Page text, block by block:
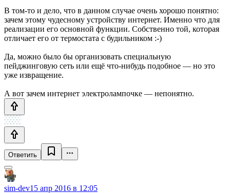
В том-то и дело, что в данном случае очень хорошо понятно:
зачем этому чудесному устройству интернет. Именно что для
реализации его основной функции. Собственно той, которая
отличает его от термостата с будильником :-)
Да, можно было бы организовать специальную
пейджинговую сеть или ещё что-нибудь подобное — но это
уже извращение.
А вот зачем интернет электролампочке — непонятно.
Ответить
sim-dev15 апр 2016 в 12:05